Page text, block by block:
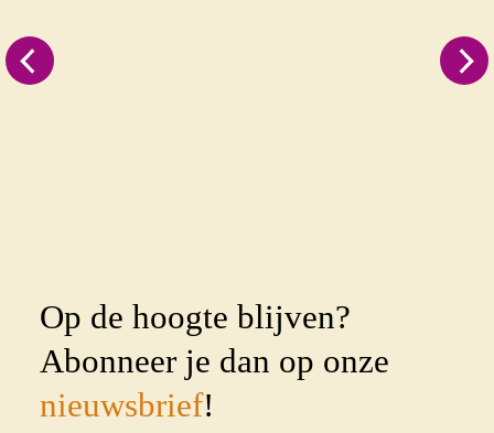
Op de hoogte blijven?
Abonneer je dan op onze
nieuwsbrief!